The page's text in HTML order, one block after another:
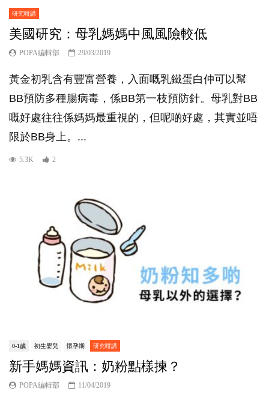
研究咁講
美國研究：母乳媽媽中風風險較低
POPA編輯部 29/03/2019
黃金初乳含有豐富營養，入面嘅乳鐵蛋白仲可以幫
BB預防多種腸病毒，係BB第一枝預防針。母乳對BB
嘅好處往往係媽媽最重視的，但呢啲好處，其實並唔
限於BB身上。...
5.3K 2
0-1歲 初生嬰兒 懷孕期 研究咁講
新手媽媽資訊：奶粉點樣揀？
POPA編輯部 11/04/2019